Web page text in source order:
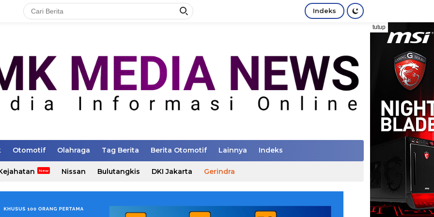
Indeks
tutup
Otomotif Olahraga Tag Berita Berita Otomotif Lainnya Indeks
Nissan Bulutangkis DKI Jakarta Gerindra